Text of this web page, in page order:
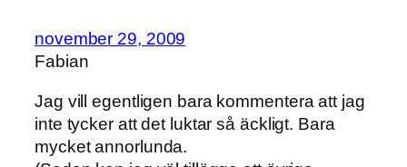
november 29, 2009
Fabian
Jag vill egentligen bara kommentera att jag
inte tycker att det luktar så äckligt. Bara
mycket annorlunda.